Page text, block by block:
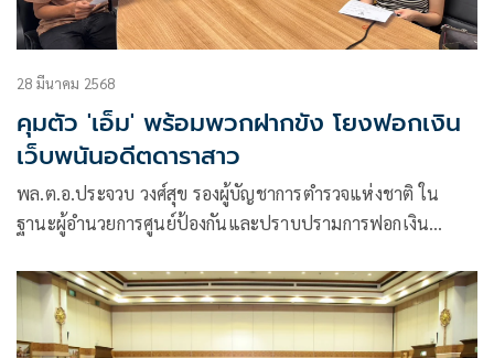
28 มีนาคม 2568
คุมตัว 'เอ็ม' พร้อมพวกฝากขัง โยงฟอกเงิน
เว็บพนันอดีตดาราสาว
พล.ต.อ.ประจวบ วงศ์สุข รองผู้บัญชาการตำรวจแห่งชาติ ใน
ฐานะผู้อำนวยการศูนย์ป้องกันและปราบปรามการฟอกเงิน